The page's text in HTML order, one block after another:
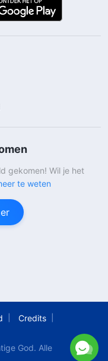
gekomen! Wil je het
te weten
Credits
God. Alle